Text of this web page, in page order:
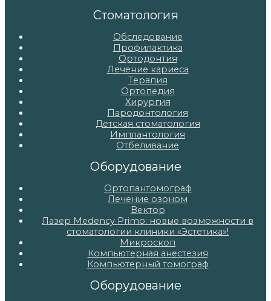
Стоматология
Обследование
Профилактика
Ортодонтия
Лечение кариеса
Терапия
Ортопедия
Хирургия
Пародонтология
Детская стоматология
Имплантология
Отбеливание
Оборудование
Ортопантомограф
Лечение озоном
Вектор
Лазер Medency Primo: новые возможности в
стоматологии клиники «Эстетика»!
Микроскоп
Компьютерная анестезия
Компьютерный томограф
Оборудование